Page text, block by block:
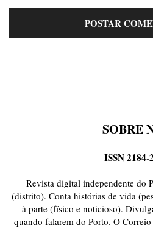
SOBRE
ISSN 2184-
Revista digital independente do
(distrito). Conta histórias de vida
à parte (físico e noticioso).
quando falarem do Porto. O